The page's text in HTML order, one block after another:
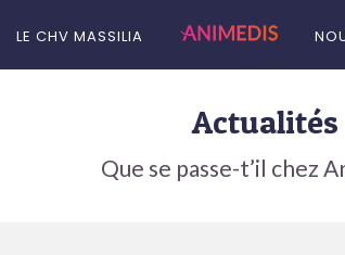
LE CHV MASSILIA
Actualités
Que se passe-t’il chez